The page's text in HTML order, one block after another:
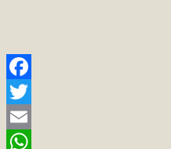
Facebook
Twitter
Email